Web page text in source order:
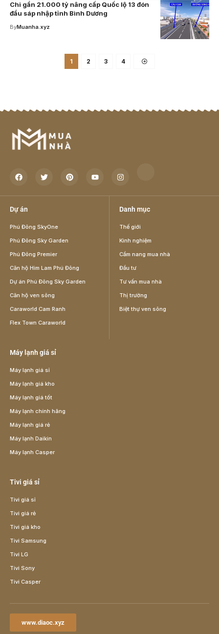
Chi gần 21.000 tỷ nâng cấp Quốc lộ 13 đón
đầu sáp nhập tỉnh Bình Dương
ByMuanha.xyz
1 2 3 4
Dự án
Phú Đông SkyOne
Phú Đông Sky Garden
Phú Đông Premier
Căn hộ Him Lam Phú Đông
Dự án Phú Đông Sky Garden
Căn hộ ven sông
Caraworld Cam Ranh
Flex Town Caraworld
Danh mục
Thế giới
Kinh nghiệm
Cẩm nang mua nhà
Đầu tư
Tư vấn mua nhà
Thị trường
Biệt thự ven sông
Máy lạnh giá sỉ
Máy lạnh giá sỉ
Máy lạnh giá kho
Máy lạnh giá tốt
Máy lạnh chính hãng
Máy lạnh giá rẻ
Máy lạnh Daikin
Máy lạnh Casper
Tivi giá sỉ
Tivi giá sỉ
Tivi giá rẻ
Tivi giá kho
Tivi Samsung
Tivi LG
Tivi Sony
Tivi Casper
www.diaoc.xyz